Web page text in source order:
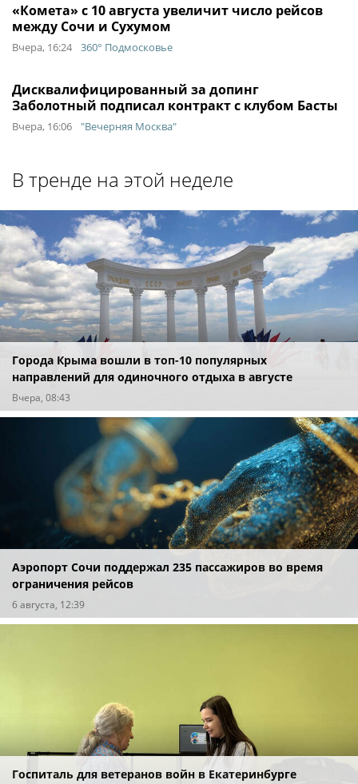
«Комета» с 10 августа увеличит число рейсов
между Сочи и Сухумом
Вчера, 16:24 360° Подмосковье
Дисквалифицированный за допинг
Заболотный подписал контракт с клубом Басты
Вчера, 16:06 "Вечерняя Москва"
В тренде на этой неделе
Города Крыма вошли в топ-10 популярных
направлений для одиночного отдыха в августе
Вчера, 08:43
Аэропорт Сочи поддержал 235 пассажиров во время
ограничения рейсов
6 августа, 12:39
Госпиталь для ветеранов войн в Екатеринбурге